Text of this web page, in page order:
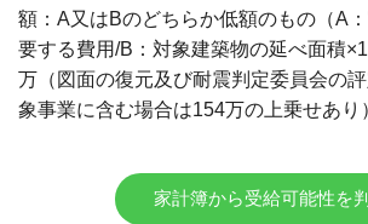
額：A又はBのどちらか低額のもの（A
要する費用/B：対象建築物の延べ面積
万（図面の復元及び耐震判定委員会の
象事業に含む場合は154万の上乗せあり
家計簿から受給可能性を